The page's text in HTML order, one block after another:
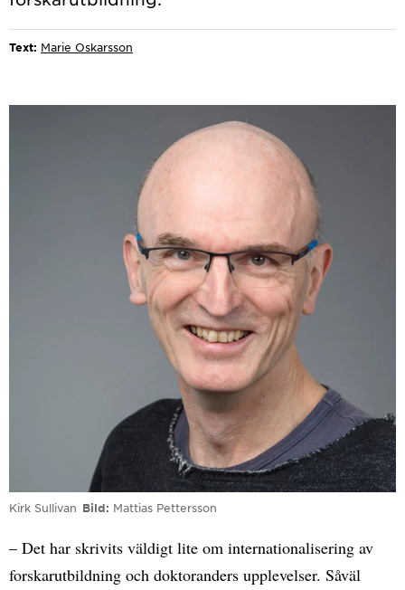
Text: Marie Oskarsson
Kirk Sullivan Bild Mattias Pettersson
– Det har skrivits väldigt lite om internationalisering av
forskarutbildning och doktoranders upplevelser. Såväl